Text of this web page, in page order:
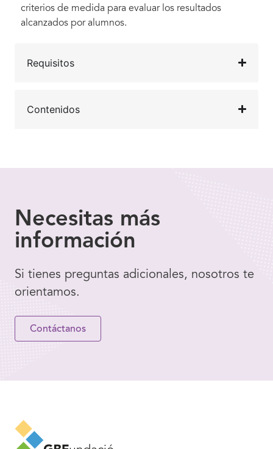
criterios de medida para evaluar los resultados
alcanzados por alumnos.
Requisitos
Contenidos
Necesitas más
información
Si tienes preguntas adicionales, nosotros te
orientamos.
Contáctanos